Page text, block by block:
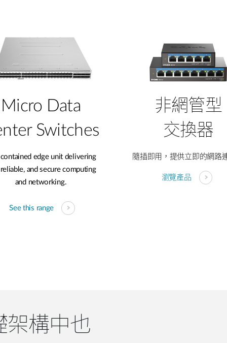
Micro Data
Switches​
edge unit delivering
and secure computing
and networking.
See this range
非網管型
交換器
隨插即用，提供立即的網路
瀏覽產品
架構中也